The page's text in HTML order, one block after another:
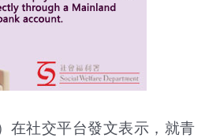
社交平台發文表示，就青